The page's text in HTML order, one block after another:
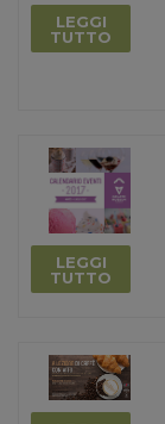
LEGGI
TUTTO
LEGGI
TUTTO